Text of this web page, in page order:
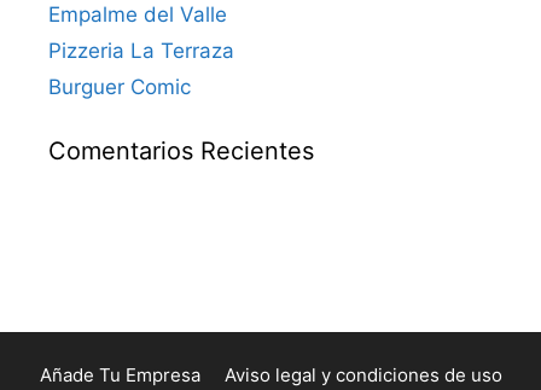
Empalme del Valle
Pizzeria La Terraza
Burguer Comic
Comentarios Recientes
Añade Tu Empresa Aviso legal y condiciones de uso